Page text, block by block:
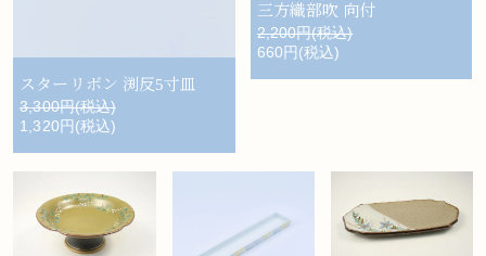
スターリボン 渕反5寸皿
3,300円(税込)
1,320円(税込)
三方織部吹 向付
2,200円(税込)
660円(税込)